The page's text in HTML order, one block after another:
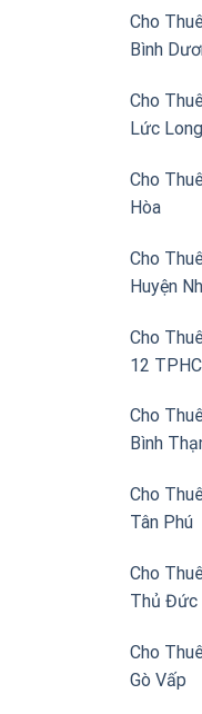
Cho
Bình
Cho
Lức
Cho
Hòa
Cho
Huyện
Cho
12
Cho
Bình
Cho
Tân Phú
Cho
Thủ Đức
Cho
Gò Vấp